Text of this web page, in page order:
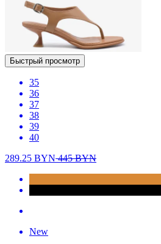
Быстрый просмотр
35
36
37
38
39
40
289.25 BYN445BYN
New